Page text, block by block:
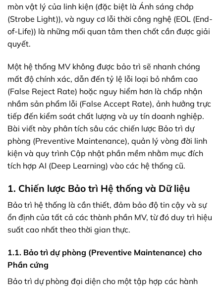
mòn vật lý của linh kiện (đặc biệt là Ánh sáng chớp
(Strobe Light)), và nguy cơ lỗi thời công nghệ (EOL (End-
of-Life)) là những mối quan tâm then chốt cần được giải
quyết.
Một hệ thống MV không được bảo trì sẽ nhanh chóng
mất độ chính xác, dẫn đến tỷ lệ lỗi loại bỏ nhầm cao
(False Reject Rate) hoặc nguy hiểm hơn là chấp nhận
nhầm sản phẩm lỗi (False Accept Rate), ảnh hưởng trực
tiếp đến kiểm soát chất lượng và uy tín doanh nghiệp.
Bài viết này phân tích sâu các chiến lược Bảo trì dự
phòng (Preventive Maintenance), quản lý vòng đời linh
kiện và quy trình Cập nhật phần mềm nhằm mục đích
tích hợp AI (Deep Learning) vào các hệ thống cũ.
1. Chiến lược Bảo trì Hệ thống và Dữ liệu
Bảo trì hệ thống là cần thiết, đảm bảo độ tin cậy và sự
ổn định của tất cả các thành phần MV, từ đó duy trì hiệu
suất cao nhất theo thời gian thực.
1.1. Bảo trì dự phòng (Preventive Maintenance) cho
Phần cứng
Bảo trì dự phòng đại diện cho một tập hợp các hành